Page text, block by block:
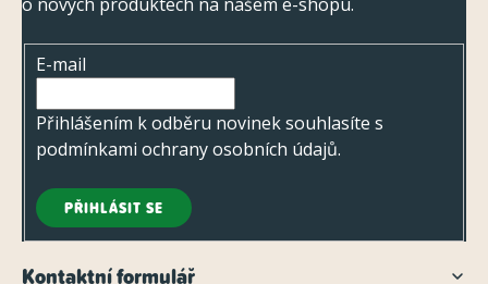
p
i
E-mail
Přihlášením k odběru novinek souhlasíte s
podmínkami ochrany osobních údajů.
PŘIHLÁSIT SE
Kontaktní formulář